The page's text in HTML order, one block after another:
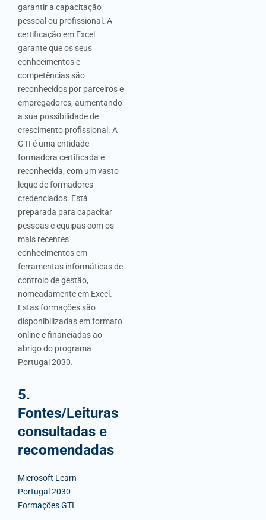
garantir a capacitação
pessoal ou profissional. A
certificação em Excel
garante que os seus
conhecimentos e
competências são
reconhecidos por parceiros e
empregadores, aumentando
a sua possibilidade de
crescimento profissional. A
GTI é uma entidade
formadora certificada e
reconhecida, com um vasto
leque de formadores
credenciados. Está
preparada para capacitar
pessoas e equipas com os
mais recentes
conhecimentos em
ferramentas informáticas de
controlo de gestão,
nomeadamente em Excel.
Estas formações são
disponibilizadas em formato
online e financiadas ao
abrigo do programa
Portugal 2030.
5.
Fontes/Leituras
consultadas e
recomendadas
Microsoft Learn
Portugal 2030
Formações GTI